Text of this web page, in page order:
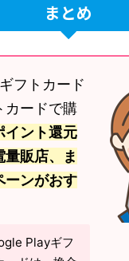
まとめ
フトカード
カードで購
イント還元
販店、ま
ーンがおす
Playギフ